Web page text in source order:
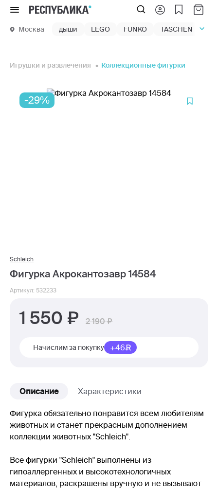
Меню
Москва дыши LEGO FUNKO TASCHEN
Игрушки и развлечения Коллекционные фигурки
-29%
Schleich
Фигурка Акрокантозавр 14584
Артикул: 532233
1 550 2 190
Начислим за покупку +46
Описание Характеристики
Фигурка обязательно понравится всем любителям
животных и станет прекрасным дополнением
коллекции животных "Schleich".
Все фигурки "Schleich" выполнены из
гипоаллергенных и высокотехнологичных
материалов, раскрашены вручную и не вызывают